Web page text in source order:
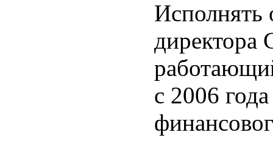
Исполнять
директора
с 2006